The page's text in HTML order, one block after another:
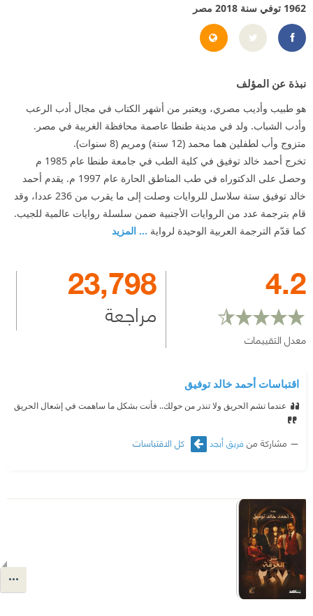
1962 توفي سنة 2018 مصر
https://www.facebook.com/Dr.AhmedKhaledTawfik
نبذة عن المؤلف
هو طبيب وأديب مصري، ويعتبر من أشهر الكتاب في مجال أدب الرعب
وأدب الشباب. ولد في مدينة طنطا عاصمة محافظة الغربية في مصر.
متزوج وأب لطفلين هما محمد (12 سنة) ومريم (8 سنوات).
تخرج أحمد خالد توفيق في كلية الطب في جامعة طنطا عام 1985 م
وحصل على الدكتوراه في طب المناطق الحارة عام 1997 م. يقدم أحمد
خالد توفيق ستة سلاسل للروايات وصلت إلى ما يقرب من 236 عددا، وقد
قام بترجمة عدد من الروايات الأجنبية ضمن سلسلة روايات عالمية للجيب.
كما قدّم الترجمة العربية الوحيدة لرواية ... المزيد
4.2
معدل التقييمات
23,798
مراجعة
اقتباسات أحمد خالد توفيق
عندما تشم الحريق ولا تنذر من حولك.. فأنت بشكل ما ساهمت في إشعال الحريق
مشاركة من فريق أبجد كل الاقتباسات